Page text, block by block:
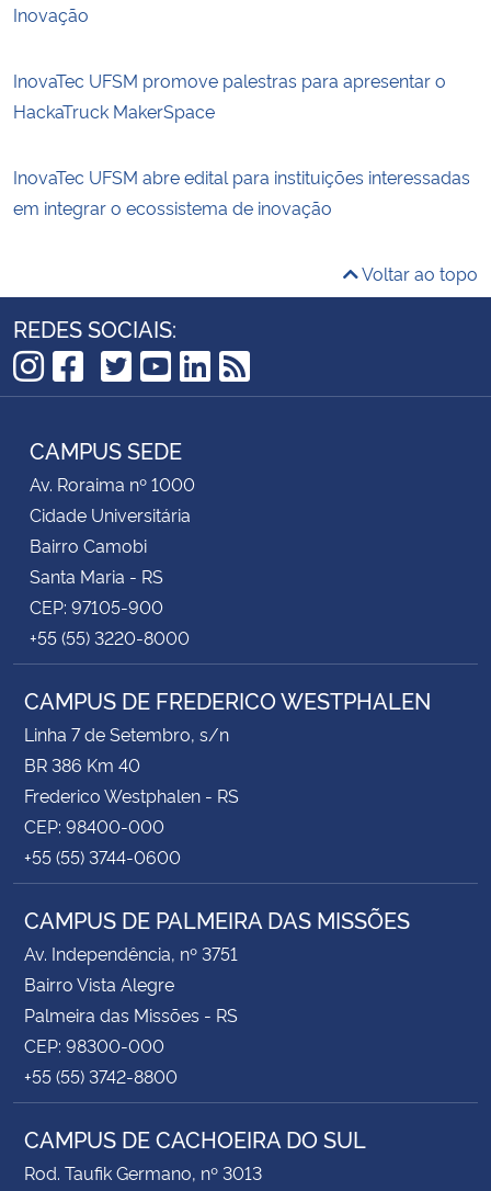
Inovação
InovaTec UFSM promove palestras para apresentar o
HackaTruck MakerSpace
InovaTec UFSM abre edital para instituições interessadas
em integrar o ecossistema de inovação
Voltar ao topo
REDES SOCIAIS:
Instagram
Facebook
TikTok
Twitter
YouTube
LinkedIn
RSS
CAMPUS SEDE
Av. Roraima nº 1000
Cidade Universitária
Bairro Camobi
Santa Maria - RS
CEP: 97105-900
+55 (55) 3220-8000
CAMPUS DE FREDERICO WESTPHALEN
Linha 7 de Setembro, s/n
BR 386 Km 40
Frederico Westphalen - RS
CEP: 98400-000
+55 (55) 3744-0600
CAMPUS DE PALMEIRA DAS MISSÕES
Av. Independência, nº 3751
Bairro Vista Alegre
Palmeira das Missões - RS
CEP: 98300-000
+55 (55) 3742-8800
CAMPUS DE CACHOEIRA DO SUL
Rod. Taufik Germano, nº 3013